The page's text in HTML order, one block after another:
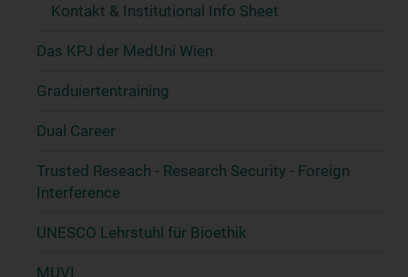
Kontakt & Institutional Info Sheet
Das KPJ der MedUni Wien
Graduiertentraining
Dual Career
Trusted Reseach - Research Security - Foreign
Interference
UNESCO Lehrstuhl für Bioethik
MUVI